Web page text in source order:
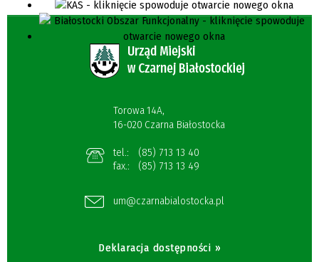
Torowa 14A,
16-020 Czarna Białostocka
tel.:
(85) 713 13 40
fax.:
(85) 713 13 49
um@czarnabialostocka.pl
Deklaracja dostępności »